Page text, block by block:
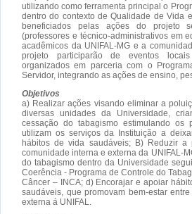
utilizando como ferramenta principal o
dentro do contexto de Qualidade de Vida
beneficiados pelas ações do projeto
(professores e técnico-administrativos em
acadêmicos da UNIFAL-MG e a
projeto participarão de eventos
organizados em parceria com o
Servidor, integrando as ações de ensino,
Objetivos
a) Realizar ações visando eliminar a
diversas unidades da Universidade,
cessação do tabagismo estimulando os
utilizam os serviços da Instituição a
hábitos de vida saudáveis; B) Reduzir a
comunidade interna e externa da UNIFAL-
do tabagismo dentro da Universidade
Coerência - Programa de Controle do
Câncer – INCA; d) Encorajar e apoiar
saudáveis, que promovam bem-estar
externa á UNIFAL.